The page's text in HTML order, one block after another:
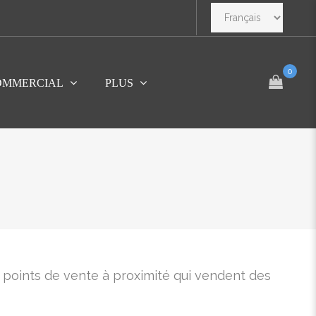
PLUS
0
de vente à proximité qui vendent des